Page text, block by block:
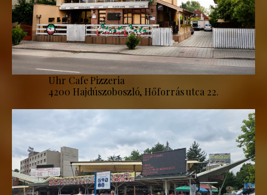
Uhr Cafe Pizzeria
4200 Hajdúszoboszló, Hőforrás utca 22.